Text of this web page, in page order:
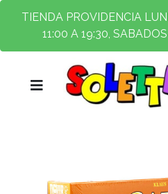
TIENDA PROVIDENCIA
11:00 A 19:30,